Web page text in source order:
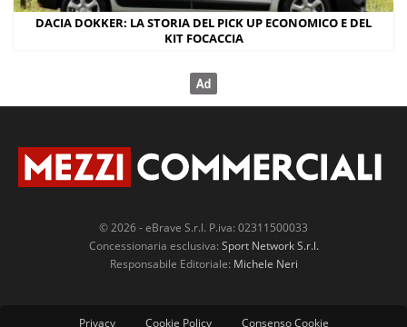
DACIA DOKKER: LA STORIA DEL PICK UP ECONOMICO E DEL
KIT FOCACCIA
© 2026 - eBrave S.r.l. P.iva: 02311500033
Concessionaria esclusiva: Sport Network S.r.l.
Responsabile Editoriale: Michele Neri
Privacy Cookie Policy Consenso Cookie